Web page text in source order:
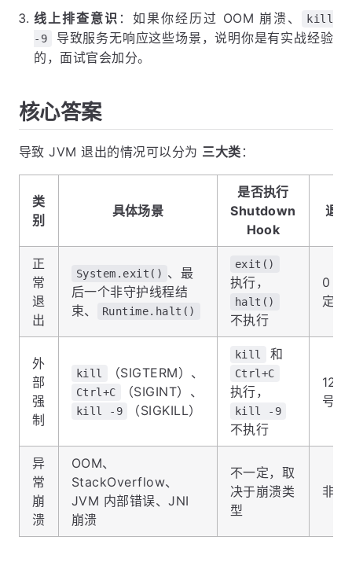
线上排查意识 ：如果你经历过 OOM 崩溃、
kill
-9
导致服务无响应这些场景，说明你是有实战经验
的，面试官会加分。
核心答案
导致 JVM 退出的情况可以分为 三大类 ：
类
别
具体场景
是否执行
Shutdown
Hook
退
正
常
退
出
System.exit() 、最
后一个非守护线程结
束、
Runtime.halt()
exit()
执行，
halt()
不执行
0 或
定值
外
部
强
制
kill （SIGTERM）、
Ctrl+C （SIGINT）、
kill -9 （SIGKILL）
kill 和
Ctrl+C
执行，
kill -9
不执行
号编
异
常
崩
溃
OOM、
StackOverflow、
JVM 内部错误、JNI
崩溃
不一定，取
决于崩溃类
型
非 0